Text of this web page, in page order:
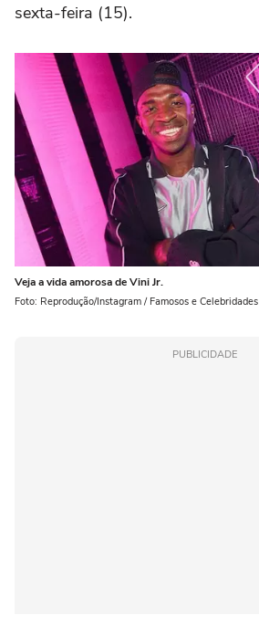
sexta-feira (15).
Veja a vida amorosa de Vini Jr.
Foto: Reprodução/Instagram / Famosos e Celebridades
PUBLICIDADE